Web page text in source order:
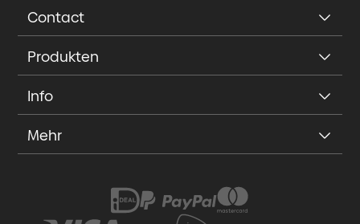
Contact
Produkten
Info
Mehr